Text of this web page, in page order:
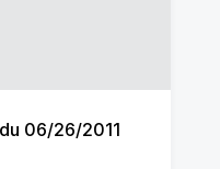
06/26/2011